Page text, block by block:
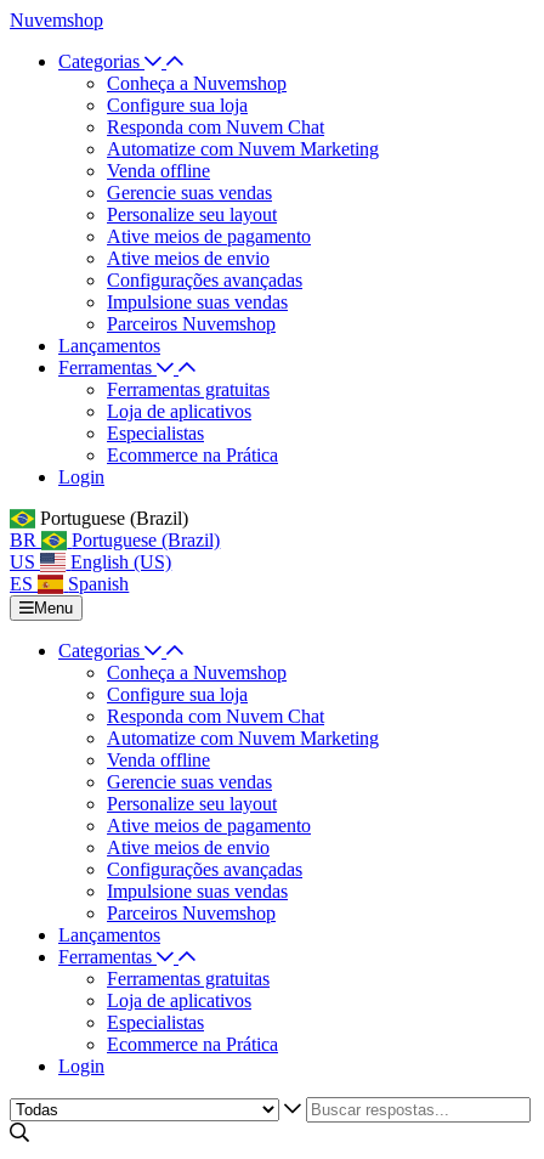
Nuvemshop
Categorias
Conheça a Nuvemshop
Configure sua loja
Responda com Nuvem Chat
Automatize com Nuvem Marketing
Venda offline
Gerencie suas vendas
Personalize seu layout
Ative meios de pagamento
Ative meios de envio
Configurações avançadas
Impulsione suas vendas
Parceiros Nuvemshop
Lançamentos
Ferramentas
Ferramentas gratuitas
Loja de aplicativos
Especialistas
Ecommerce na Prática
Login
Portuguese (Brazil)
BR
Portuguese (Brazil)
US
English (US)
ES
Spanish
Menu
Categorias
Conheça a Nuvemshop
Configure sua loja
Responda com Nuvem Chat
Automatize com Nuvem Marketing
Venda offline
Gerencie suas vendas
Personalize seu layout
Ative meios de pagamento
Ative meios de envio
Configurações avançadas
Impulsione suas vendas
Parceiros Nuvemshop
Lançamentos
Ferramentas
Ferramentas gratuitas
Loja de aplicativos
Especialistas
Ecommerce na Prática
Login